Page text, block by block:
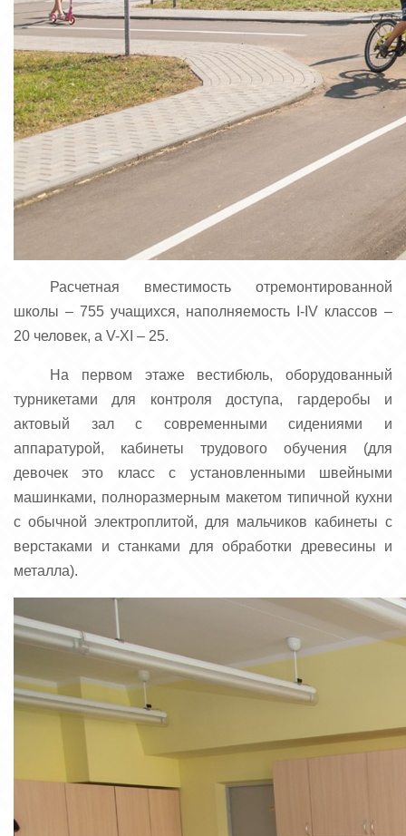
Расчетная вместимость отремонтированной
школы – 755 учащихся, наполняемость I-IV классов –
20 человек, а V-XI – 25.
На первом этаже вестибюль, оборудованный
турникетами для контроля доступа, гардеробы и
актовый зал с современными сидениями и
аппаратурой, кабинеты трудового обучения (для
девочек это класс с установленными швейными
машинками, полноразмерным макетом типичной кухни
с обычной электроплитой, для мальчиков кабинеты с
верстаками и станками для обработки древесины и
металла).